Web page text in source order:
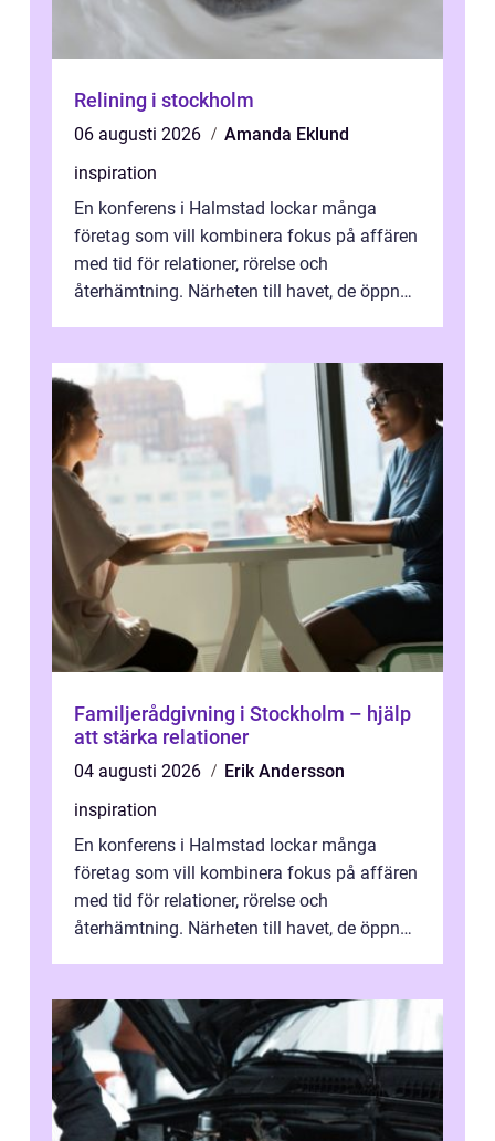
Relining i stockholm
06 augusti 2026
Amanda Eklund
inspiration
En konferens i Halmstad lockar många
företag som vill kombinera fokus på affären
med tid för relationer, rörelse och
återhämtning. Närheten till havet, de öppna
Familjerådgivning i Stockholm – hjälp
att stärka relationer
04 augusti 2026
Erik Andersson
inspiration
En konferens i Halmstad lockar många
företag som vill kombinera fokus på affären
med tid för relationer, rörelse och
återhämtning. Närheten till havet, de öppna